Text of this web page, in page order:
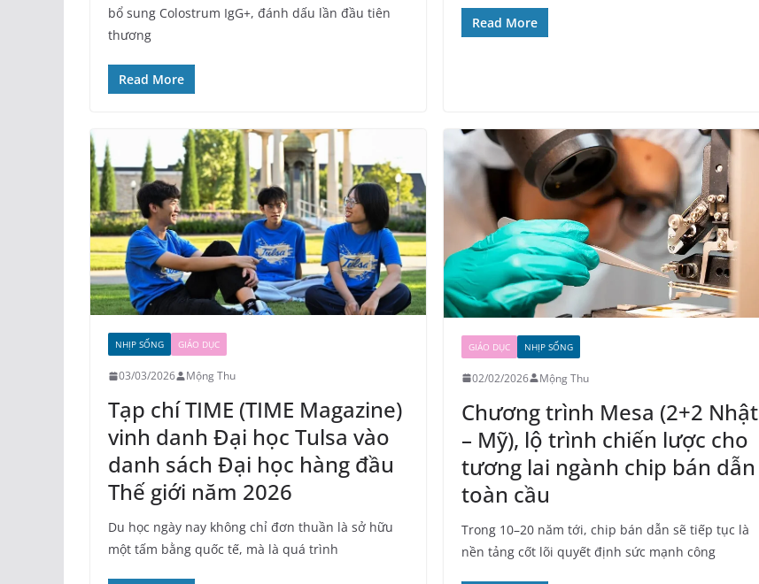
bổ sung Colostrum IgG+, đánh dấu lần đầu tiên
thương
Read More
Read More
NHỊP SỐNG GIÁO DỤC
03/03/2026 Mộng Thu
Tạp chí TIME (TIME Magazine)
vinh danh Đại học Tulsa vào
danh sách Đại học hàng đầu
Thế giới năm 2026
Du học ngày nay không chỉ đơn thuần là sở hữu
một tấm bằng quốc tế, mà là quá trình
GIÁO DỤC NHỊP SỐNG
02/02/2026 Mộng Thu
Chương trình Mesa (2+2 Nhật
– Mỹ), lộ trình chiến lược cho
tương lai ngành chip bán dẫn
toàn cầu
Trong 10–20 năm tới, chip bán dẫn sẽ tiếp tục là
nền tảng cốt lõi quyết định sức mạnh công